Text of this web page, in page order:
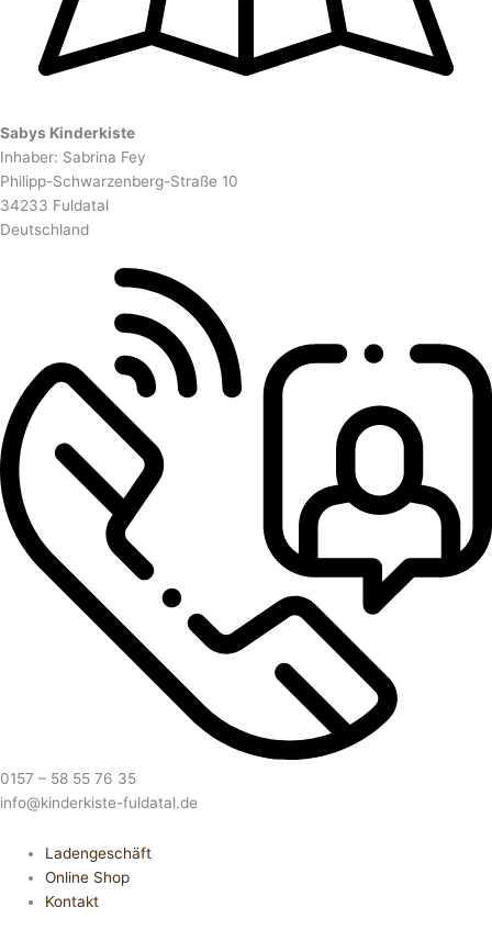
Sabys Kinderkiste
Inhaber: Sabrina Fey
Philipp-Schwarzenberg-Straße 10
34233 Fuldatal
Deutschland
0157 – 58 55 76 35
info@kinderkiste-fuldatal.de
Ladengeschäft
Online Shop
Kontakt